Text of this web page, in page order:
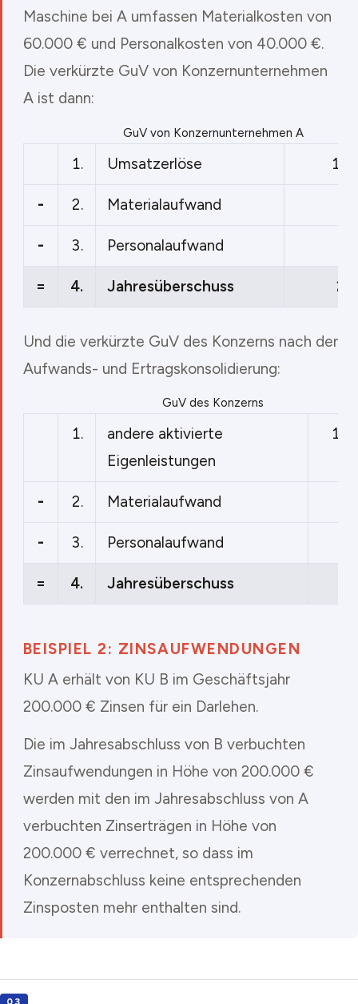
Maschine bei A umfassen Materialkosten von
60.000 € und Personalkosten von 40.000 €.
Die verkürzte GuV von Konzernunternehmen
A ist dann:
GuV von Konzernunternehmen A
1. Umsatzerlöse
- 2. Materialaufwand
- 3. Personalaufwand
= 4. Jahresüberschuss
Und die verkürzte GuV des Konzerns nach der
Aufwands- und Ertragskonsolidierung:
GuV des Konzerns
1.
andere aktivierte
Eigenleistungen
- 2. Materialaufwand
- 3. Personalaufwand
= 4. Jahresüberschuss
BEISPIEL 2: ZINSAUFWENDUNGEN
KU A erhält von KU B im Geschäftsjahr
200.000 € Zinsen für ein Darlehen.
Die im Jahresabschluss von B verbuchten
Zinsaufwendungen in Höhe von 200.000 €
werden mit den im Jahresabschluss von A
verbuchten Zinserträgen in Höhe von
200.000 € verrechnet, so dass im
Konzernabschluss keine entsprechenden
Zinsposten mehr enthalten sind.